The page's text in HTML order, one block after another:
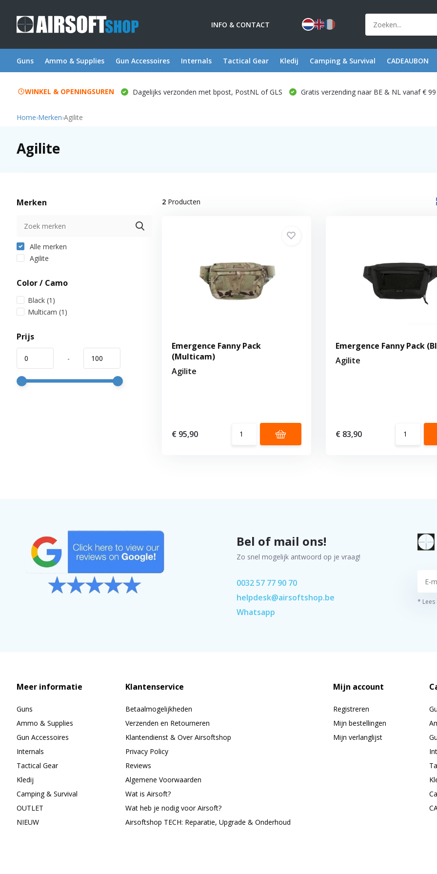
INFO & CONTACT
Guns Ammo & Supplies Gun Accessoires Internals Tactical Gear Kledij Camping & Survival CADEAUBON
WINKEL & OPENINGSUREN Dagelijks verzonden met bpost, PostNL of GLS Gratis verzending naar BE & NL vanaf € 99
Home›Merken›Agilite
Agilite
Merken
Alle merken
Agilite
Color / Camo
Black (1)
Multicam (1)
Prijs
-
2Producten
Emergence Fanny Pack
(Multicam)
Agilite
€ 95,90
Emergence Fanny Pack
Agilite
€ 83,90
Bel of mail ons!
Zo snel mogelijk antwoord op je vraag!
0032 57 77 90 70
helpdesk@airsoftshop.be
Whatsapp
*
Meer informatie
Guns
Ammo & Supplies
Gun Accessoires
Internals
Tactical Gear
Kledij
Camping & Survival
OUTLET
NIEUW
Klantenservice
Betaalmogelijkheden
Verzenden en Retourneren
Klantendienst & Over Airsoftshop
Privacy Policy
Reviews
Algemene Voorwaarden
Wat is Airsoft?
Wat heb je nodig voor Airsoft?
Airsoftshop TECH: Reparatie, Upgrade & Onderhoud
Mijn account
Registreren
Mijn bestellingen
Mijn verlanglijst